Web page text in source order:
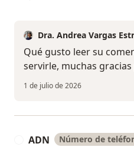
Dra. Andrea Vargas
Qué gusto leer su
servirle, muchas
1 de julio de 2026
ADN Número de